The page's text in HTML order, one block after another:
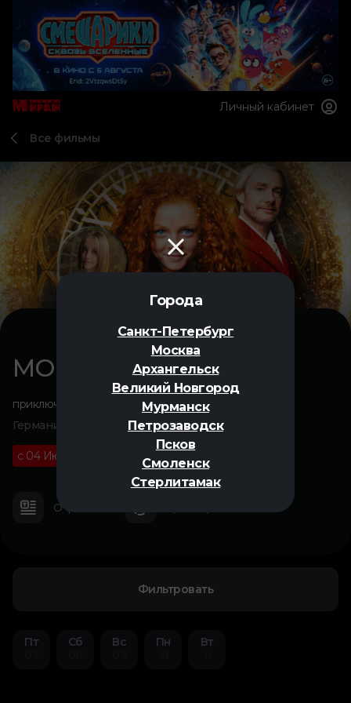
Города
Санкт-Петербург
Москва
Архангельск
Великий Новгород
Мурманск
Петрозаводск
Псков
Смоленск
Стерлитамак
Личный кабинет
Все фильмы
МОМО
приключения
Германия, 2025
с 04 Июня 01 ч 32 м
О фильме
Фильтровать
Пт
Сб
Вс
Пн
Вт